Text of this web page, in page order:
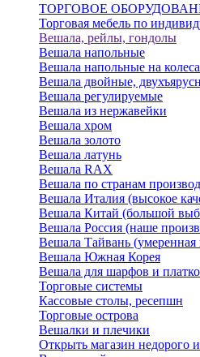
ТОРГОВОЕ
Торговая мебель по
Вешала, рейлы, гондолы
Вешала напольные
Вешала напольные на
Вешала двойные,
Вешала регулируемые
Вешала из нержавейки
Вешала хром
Вешала золото
Вешала латунь
Вешала RAX
Вешала по странам
Вешала Италия (высокое
Вешала Китай (большой
Вешала Россия (наше
Вешала Тайвань (умеренная
Вешала Южная Корея
Вешала для шарфов и
Торговые системы
Кассовые столы, ресепшн
Торговые острова
Вешалки и плечики
Открыть магазин недорого